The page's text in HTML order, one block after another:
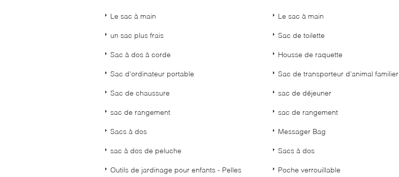
Le sac à main Le sac à main
un sac plus frais Sac de toilette
Sac à dos à corde Housse de raquette
Sac d'ordinateur portable Sac de transporteur d'animal familier
Sac de chaussure sac de déjeuner
sac de rangement sac de rangement
Sacs à dos Messager Bag
sac à dos de peluche Sacs à dos
Outils de jardinage pour enfants - Pelles Poche verrouillable